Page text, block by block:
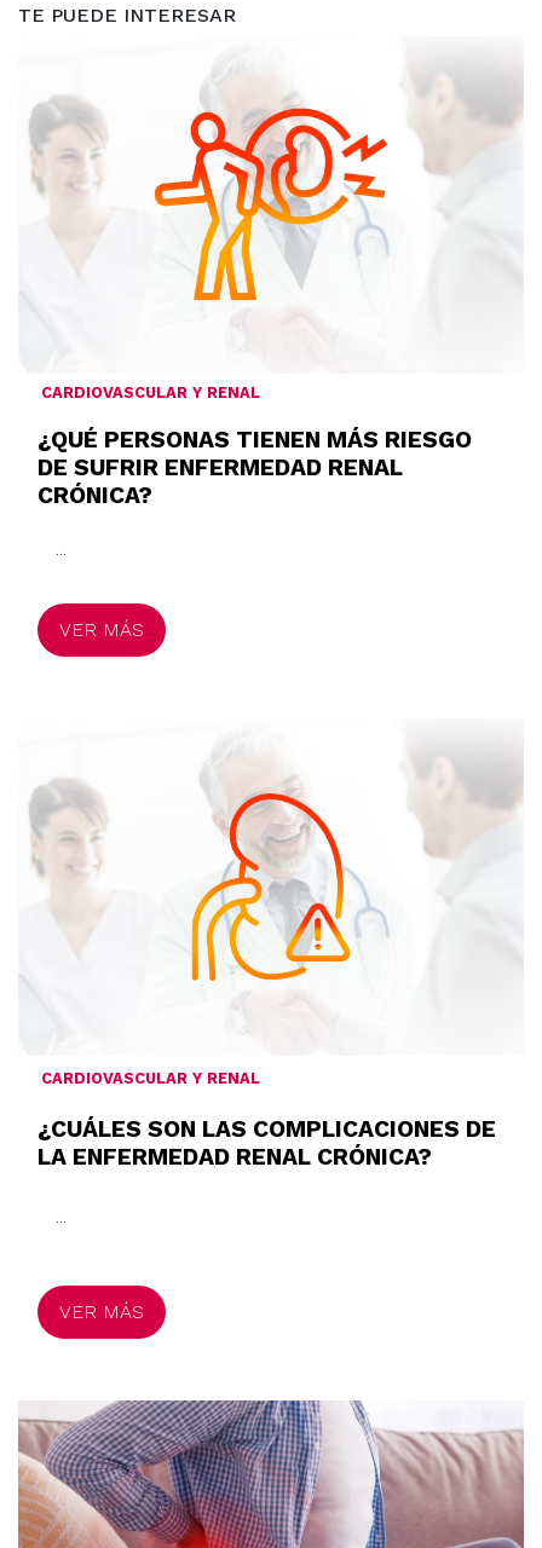
TE PUEDE INTERESAR
CARDIOVASCULAR Y RENAL
¿QUÉ PERSONAS TIENEN MÁS RIESGO
DE SUFRIR ENFERMEDAD RENAL
CRÓNICA?
VER MÁS
CARDIOVASCULAR Y RENAL
¿CUÁLES SON LAS COMPLICACIONES DE
LA ENFERMEDAD RENAL CRÓNICA?
...
VER MÁS